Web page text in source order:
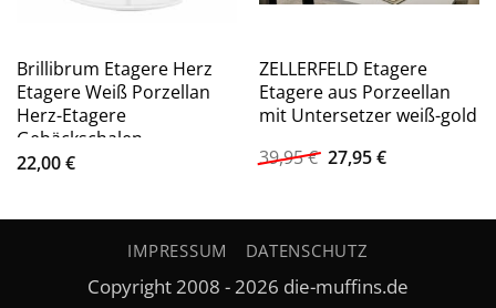
Brillibrum Etagere Herz
Etagere Weiß Porzellan
Herz-Etagere
Gebäckschalen
Telleretagere, Porzellan
22,00€
ZELLERFELD Etagere
Etagere aus Porzeellan
mit Untersetzer weiß-gold
39,95€ Ursprünglicher
Preis
27,95€Aktueller
IMPRESSUM DATENSCHUTZ
Copyright 2008 - 2026 die-muffins.de